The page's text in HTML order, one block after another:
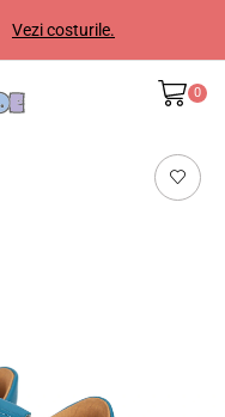
Vezi costurile.
0